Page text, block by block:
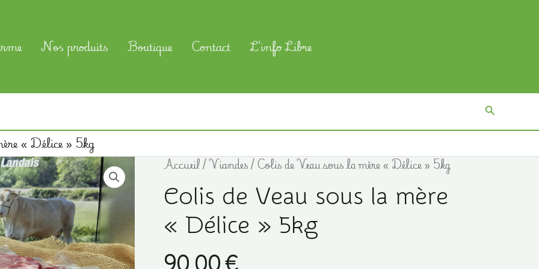
Nos produits Boutique Contact L’info Libre
« Délice » 5kg
Accueil/Viandes/ Colis de Veau sous la mère « Délice » 5kg
Colis de Veau sous la mère
« Délice » 5kg